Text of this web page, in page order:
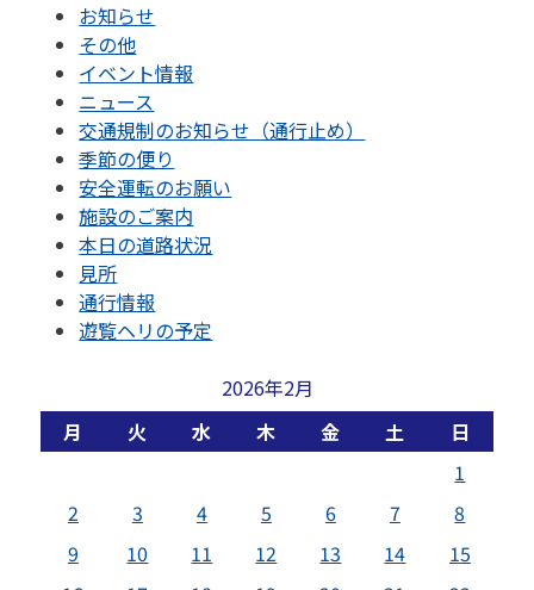
お知らせ
その他
イベント情報
ニュース
交通規制のお知らせ（通行止め）
季節の便り
安全運転のお願い
施設のご案内
本日の道路状況
見所
通行情報
遊覧ヘリの予定
2026年2月
月
火 水 木 金 土
日
1
2
3 4 5 6 7
8
9
10 11 12 13 14
15